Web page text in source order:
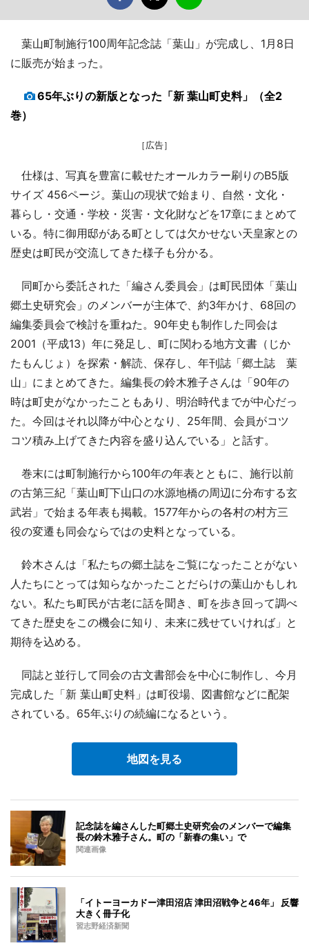
葉山町制施行100周年記念誌「葉山」が完成し、1月8日
に販売が始まった。
65年ぶりの新版となった「新 葉山町史料」（全2
巻）
［広告］
仕様は、写真を豊富に載せたオールカラー刷りのB5版
サイズ 456ページ。葉山の現状で始まり、自然・文化・
暮らし・交通・学校・災害・文化財などを17章にまとめて
いる。特に御用邸がある町としては欠かせない天皇家との
歴史は町民が交流してきた様子も分かる。
同町から委託された「編さん委員会」は町民団体「葉山
郷土史研究会」のメンバーが主体で、約3年かけ、68回の
編集委員会で検討を重ねた。90年史も制作した同会は
2001（平成13）年に発足し、町に関わる地方文書（じか
たもんじょ）を探索・解読、保存し、年刊誌「郷土誌 葉
山」にまとめてきた。編集長の鈴木雅子さんは「90年の
時は町史がなかったこともあり、明治時代までが中心だっ
た。今回はそれ以降が中心となり、25年間、会員がコツ
コツ積み上げてきた内容を盛り込んでいる」と話す。
巻末には町制施行から100年の年表とともに、施行以前
の古第三紀「葉山町下山口の水源地橋の周辺に分布する玄
武岩」で始まる年表も掲載。1577年からの各村の村方三
役の変遷も同会ならではの史料となっている。
鈴木さんは「私たちの郷土誌をご覧になったことがない
人たちにとっては知らなかったことだらけの葉山かもしれ
ない。私たち町民が古老に話を聞き、町を歩き回って調べ
てきた歴史をこの機会に知り、未来に残せていければ」と
期待を込める。
同誌と並行して同会の古文書部会を中心に制作し、今月
完成した「新 葉山町史料」は町役場、図書館などに配架
されている。65年ぶりの続編になるという。
地図を見る
記念誌を編さんした町郷土史研究会のメンバーで編集
長の鈴木雅子さん。町の「新春の集い」で
関連画像
「イトーヨーカドー津田沼店 津田沼戦争と46年」 反響
大きく冊子化
習志野経済新聞